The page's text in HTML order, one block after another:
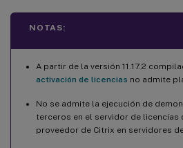
NOTAS:
A partir de la versión 11.17.2
activación de licencias no admite
No se admite la ejecución de
terceros en el servidor de licencias
proveedor de Citrix en servidores